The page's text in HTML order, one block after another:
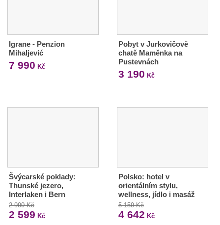
Igrane - Penzion
Mihaljević
7 990 Kč
Pobyt v Jurkovičově
chatě Maměnka na
Pustevnách
3 190 Kč
Švýcarské poklady:
Thunské jezero,
Interlaken i Bern
2 990 Kč
2 599 Kč
Polsko: hotel v
orientálním stylu,
wellness, jídlo i masáž
5 159 Kč
4 642 Kč